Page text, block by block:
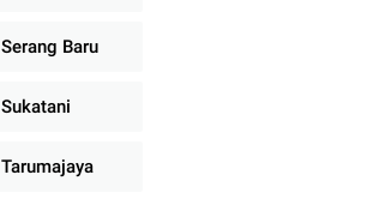
Serang Baru
Sukatani
Tarumajaya